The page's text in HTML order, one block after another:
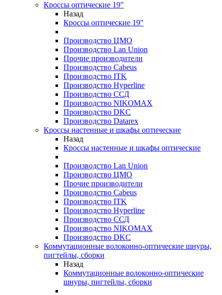
Кроссы оптические 19"
Назад
Кроссы оптические 19"
Производство ЦМО
Производство Lan Union
Прочие производители
Производство Cabeus
Производство ITK
Производство Hyperline
Производство ССД
Производство NIKOMAX
Производство DKC
Производство Datarex
Кроссы настенные и шкафы оптические
Назад
Кроссы настенные и шкафы оптические
Производство Lan Union
Производство ЦМО
Прочие производители
Производство Cabeus
Производство ITK
Производство Hyperline
Производство ССД
Производство NIKOMAX
Производство DKC
Коммутационные волоконно-оптические шнуры,
пигтейлы, сборки
Назад
Коммутационные волоконно-оптические
шнуры, пигтейлы, сборки